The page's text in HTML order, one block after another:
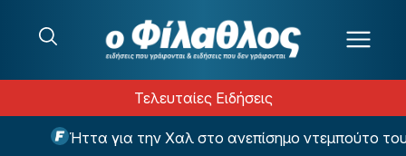
Τελευταίες Ειδήσεις
Ήττα για την Χαλ στο ανεπίσημο ντεμπούτο του